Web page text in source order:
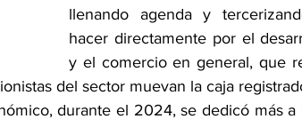
llenando agenda y
hacer directamente por el
y el comercio en general, que
del sector muevan la caja
durante el 2024, se dedicó más